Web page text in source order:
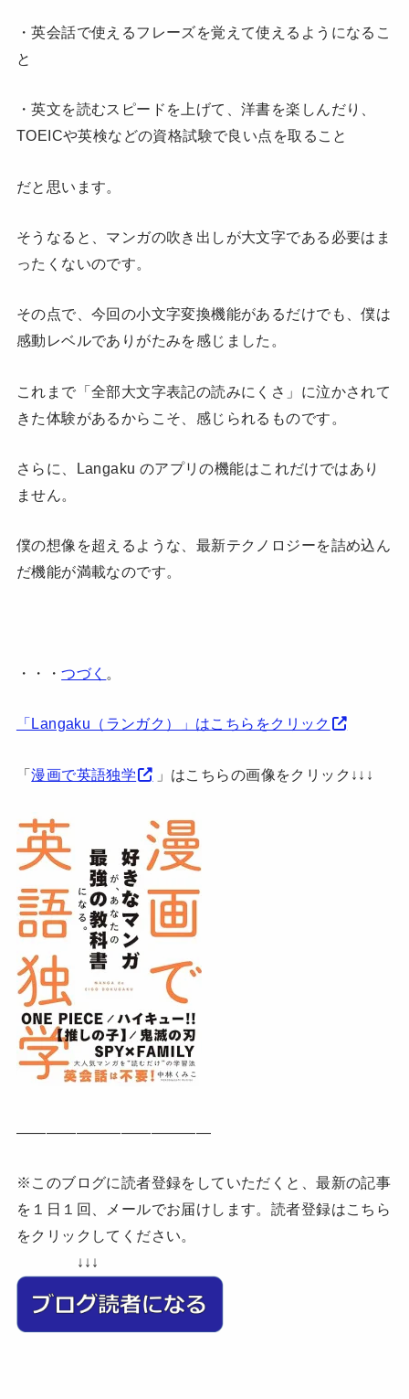
・英会話で使えるフレーズを覚えて使えるようになるこ
と
・英文を読むスピードを上げて、洋書を楽しんだり、
TOEICや英検などの資格試験で良い点を取ること
だと思います。
そうなると、マンガの吹き出しが大文字である必要はま
ったくないのです。
その点で、今回の小文字変換機能があるだけでも、僕は
感動レベルでありがたみを感じました。
これまで「全部大文字表記の読みにくさ」に泣かされて
きた体験があるからこそ、感じられるものです。
さらに、Langaku のアプリの機能はこれだけではあり
ません。
僕の想像を超えるような、最新テクノロジーを詰め込ん
だ機能が満載なのです。
・・・つづく 。
「Langaku（ランガク）」はこちらをクリック
「漫画で英語独学 」はこちらの画像をクリック↓↓↓
—————————————
※このブログに読者登録をしていただくと、最新の記事
を１日１回、メールでお届けします。読者登録はこちら
をクリックしてください。
↓↓↓